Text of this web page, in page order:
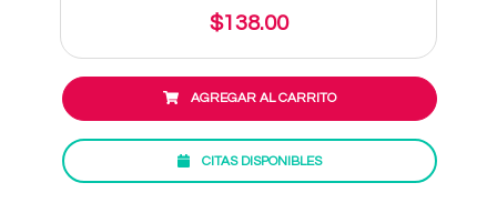
$138.00
AGREGAR AL CARRITO
CITAS DISPONIBLES